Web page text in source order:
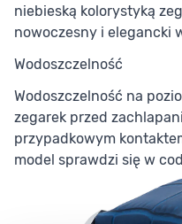
niebieską kolorystyką
nowoczesny i elegancki
Wodoszczelność
Wodoszczelność na
zegarek przed
przypadkowym
model sprawdzi się w